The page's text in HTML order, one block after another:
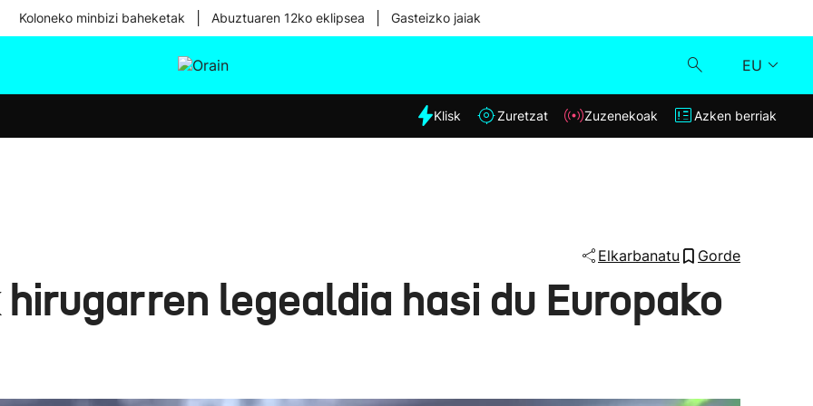
Koloneko minbizi baheketak Abuztuaren 12ko eklipsea Gasteizko jaiak
EU
Eguraldia
Klisk
Azken berriak
Klisk Zuretzat Zuzenekoak Azken berriak
Elkarbanatu Gorde
legealdia hasi du Europako